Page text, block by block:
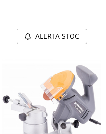
ALERTA STOC